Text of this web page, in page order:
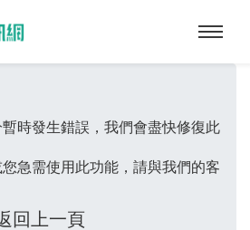
網
時發生錯誤，我們會盡快修復此
急需使用此功能，請與我們的客
回上一頁